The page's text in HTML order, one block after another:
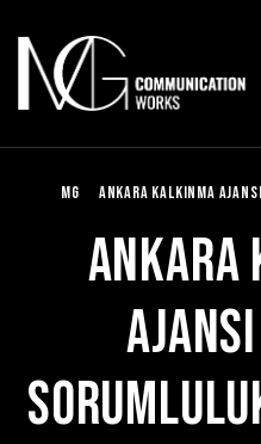
MG ANKARA KALKINMA
ANKARA